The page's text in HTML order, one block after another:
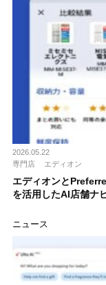
2026.05.22
専門店
エディオン
エディオンと
を活用したAI店舗ナ
ニュース